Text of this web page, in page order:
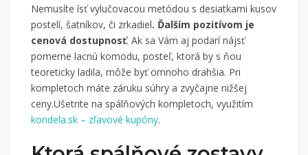
Nemusíte ísť vylučovacou metódou s desiatkami kusov
postelí, šatníkov, či zrkadiel. Ďalším pozitívom je
cenová dostupnosť. Ak sa Vám aj podarí nájsť
pomerne lacnú komodu, posteľ, ktorá by s ňou
teoreticky ladila, môže byť omnoho drahšia. Pri
kompletoch máte záruku súhry a zvyčajne nižšej
ceny.Ušetrite na spálňových kompletoch, využitím
kondela.sk – zľavové kupóny.